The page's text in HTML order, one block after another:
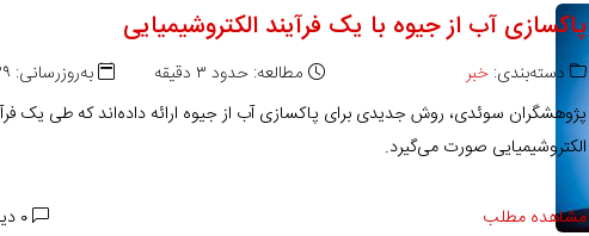
پاکسازی آب از جیوه با یک فرآیند الکتروشیمیایی
دسته‌بندی: خبر مطالعه: حدود ۳ دقیقه
به‌روزرسانی: ۱۳۹۸/۱۱/۲۹
پژوهشگران سوئدی، روش جدیدی برای پاکسازی آب از جیوه ارائه داده‌اند که طی یک
الکتروشیمیایی صورت می‌گیرد.
مشاهده مطلب